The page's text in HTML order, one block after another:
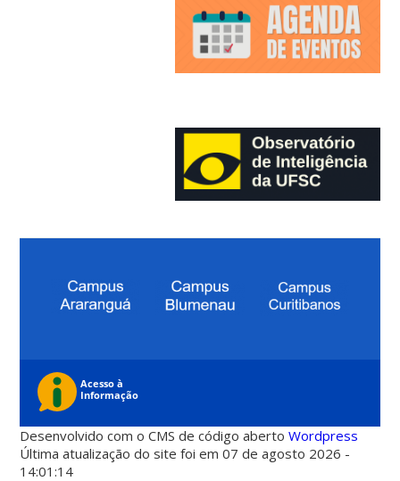
Desenvolvido com o CMS de código abertoWordpress
Última atualização do site foi em 07 de agosto 2026 -
14:01:14